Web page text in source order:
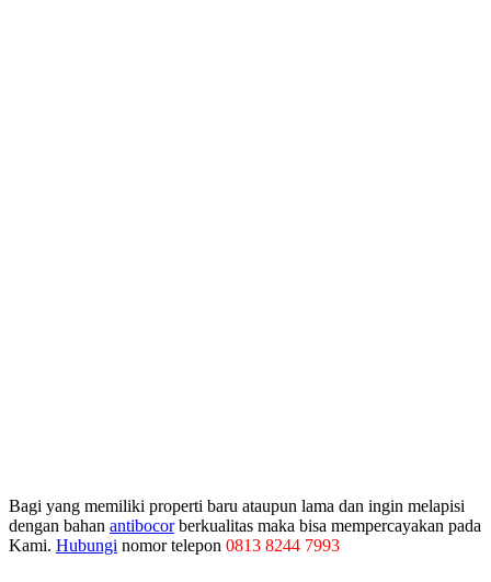
Bagi yang memiliki properti baru ataupun lama dan ingin melapisi
dengan bahan antibocorberkualitas maka bisa mempercayakan pada
Kami. Hubungi nomor telepon 0813 8244 7993